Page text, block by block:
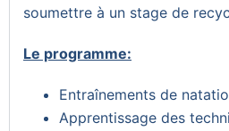
soumettre à un stage de
Le programme:
Entraînements de
Apprentissage des